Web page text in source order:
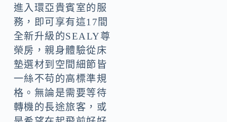
進入環亞貴賓室的服
務，即可享有這17間
全新升級的SEALY尊
榮房，親身體驗從床
墊選材到空間細節皆
一絲不苟的高標準規
格。無論是需要等待
轉機的長途旅客，或